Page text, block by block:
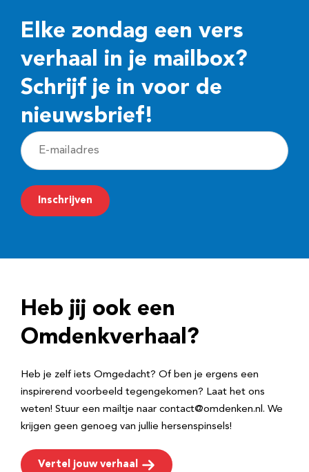
Elke zondag een vers
verhaal in je mailbox?
Schrijf je in voor de
nieuwsbrief!
E
-
m
a
r
e
Inschrijven
Heb jij ook een
Omdenkverhaal?
Heb je zelf iets Omgedacht? Of ben je ergens een
inspirerend voorbeeld tegengekomen? Laat het ons
weten! Stuur een mailtje naar contact@omdenken.nl. We
krijgen geen genoeg van jullie hersenspinsels!
Vertel jouw verhaal